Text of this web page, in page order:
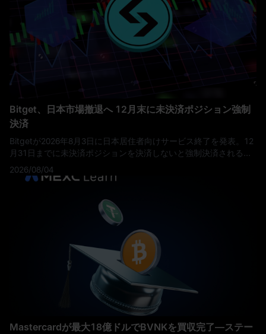
せん。テスラはすでに予想を上回る納車実績を報告しています。
2026年第2四半期において、同社は451,758台の車両を生産し、
480,126台を納車、13.5 GWhのエネルギー貯蔵製品を展開しまし
た。
トレーダーにとっての重要な疑問は、テスラがより多くの車
両を納車したかどうかではありません。それはすでに知られてい
ます。本当の疑問は、その納車が十分に有益であったかどうか、
エネルギー貯蔵の成長がテスラのより広いストーリーをサポート
の投資が単なる「物語」から測定可能なビジネスの進歩へと移行
していることを示せるかどうかです。
Bitget、日本市場撤退へ 12月末に未決済ポジション強制
決済
Bitgetが2026年8月3日に日本居住者向けサービス終了を発表。12
月31日までに未決済ポジションを決済しないと強制決済されるた
め、資産保有者は期限までの対応が必要です。
2026/08/04
Mastercardが最大18億ドルでBVNKを買収完了—ステー